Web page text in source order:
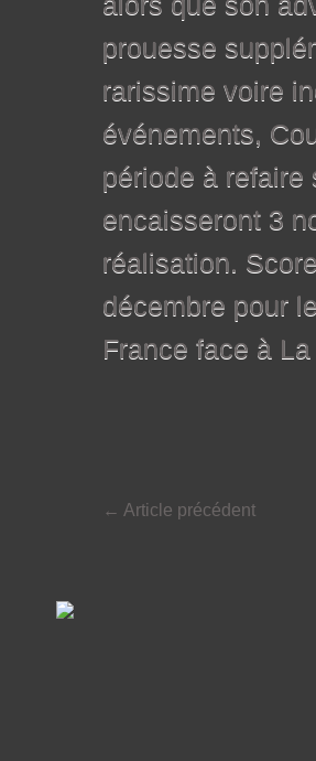
prouesse
rarissime voire
événements,
période à refaire
encaisseront 3
réalisation.
décembre pour
France face à
← Article précédent